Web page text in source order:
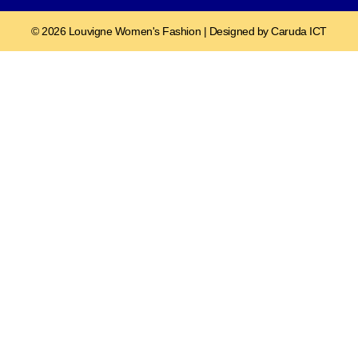
© 2026 Louvigne Women's Fashion | Designed by Caruda ICT